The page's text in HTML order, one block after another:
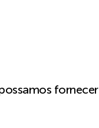
fornecer